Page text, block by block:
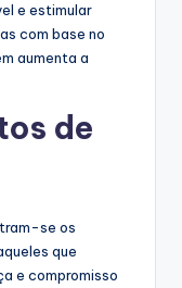
e estimular
com base no
aumenta a
de
se os
que
e compromisso